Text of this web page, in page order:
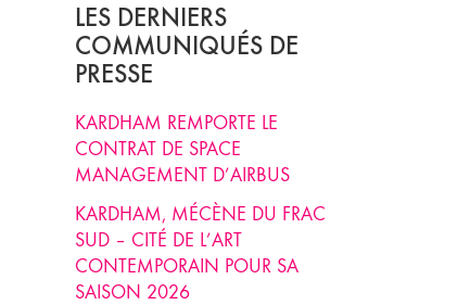
LES DERNIERS
COMMUNIQUÉS DE
PRESSE
KARDHAM REMPORTE LE
CONTRAT DE SPACE
MANAGEMENT D’AIRBUS
KARDHAM, MÉCÈNE DU FRAC
SUD – CITÉ DE L’ART
CONTEMPORAIN POUR SA
SAISON 2026